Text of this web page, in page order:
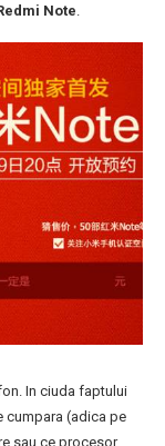
Note
In ciuda faptului
cumpara (adica pe
sau ce procesor.